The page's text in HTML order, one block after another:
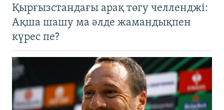
Қырғызстандағы арақ төгу челленджі:
Ақша шашу ма әлде жамандықпен
күрес пе?